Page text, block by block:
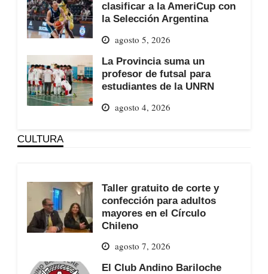
clasificar a la AmeriCup con
la Selección Argentina
agosto 5, 2026
La Provincia suma un
profesor de futsal para
estudiantes de la UNRN
agosto 4, 2026
CULTURA
Taller gratuito de corte y
confección para adultos
mayores en el Círculo
Chileno
agosto 7, 2026
El Club Andino Bariloche